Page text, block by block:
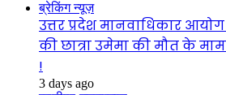
ब्रेकिंग न्यूज़
उत्तर प्रदेश मानवाधिकार
की छात्रा उमेमा की मौत के
!
3 days ago